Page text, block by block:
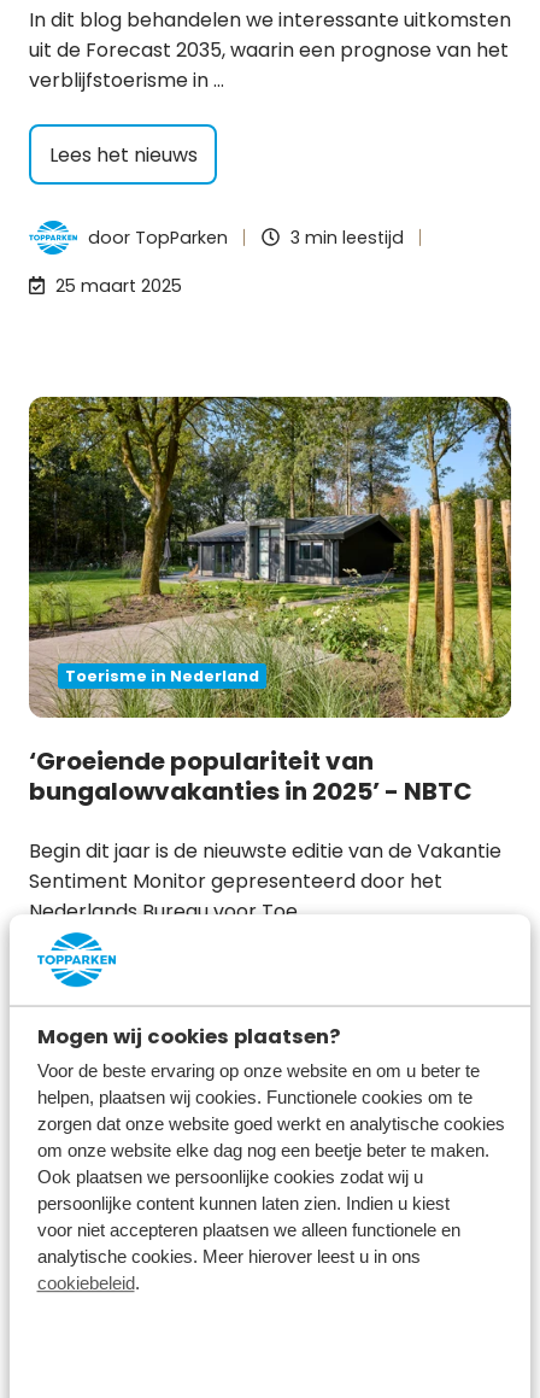
Mogen wij cookies plaatsen?
Voor de beste ervaring op onze website en om u beter te
helpen, plaatsen wij cookies. Functionele cookies om te
zorgen dat onze website goed werkt en analytische cookies
om onze website elke dag nog een beetje beter te maken.
Ook plaatsen we persoonlijke cookies zodat wij u
persoonlijke content kunnen laten zien. Indien u kiest
voor niet accepteren plaatsen we alleen functionele en
analytische cookies. Meer hierover leest u in ons
cookiebeleid.
In dit blog behandelen we interessante uitkomsten
uit de Forecast 2035, waarin een prognose van het
verblijfstoerisme in …
Lees het nieuws
door TopParken
3 min leestijd
25 maart 2025
‘Groeiende populariteit van
bungalowvakanties in 2025’ - NBTC
Begin dit jaar is de nieuwste editie van de Vakantie
Sentiment Monitor gepresenteerd door het
Nederlands Bureau voor Toe …
Lees het nieuws
doorTopParken
3 min leestijd
17 februari 2025
Toerisme in Nederland